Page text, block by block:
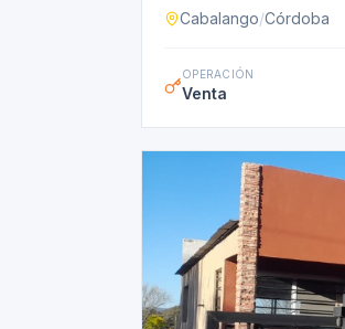
Cabalango/Córdoba
OPERACIÓN
Venta